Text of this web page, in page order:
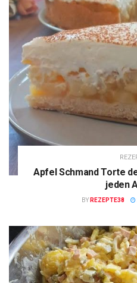
Apfel Schmand Torte
jeden
BY REZEPTE38